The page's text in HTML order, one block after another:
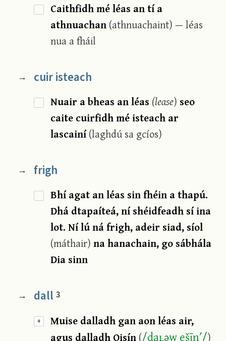
Caithfidh mé léas an tí a
athnuachan(athnuachaint) — léas
nua a fháil
→ cuir isteach
Nuair a bheas an léas (lease) seo
caite cuirfidh mé isteach ar
lascainí(laghdú sa gcíos)
→ frigh
Bhí agat an léas sin fhéin a thapú.
Dhá dtapaíteá, ní shéidfeadh sí ina
lot. Ní lú ná frigh, adeir siad, síol
(máthair)na hanachain, go sábhála
Dia sinn
+
→ dall 3
Muise dalladh gan aon léas air,
agus dalladh Oisín(/daʟəw ešīn′/)